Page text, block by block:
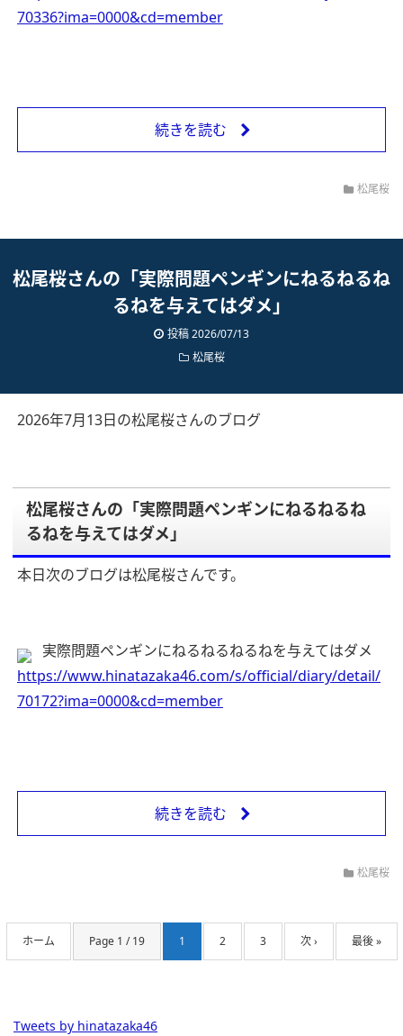
70336?ima=0000&cd=member
続きを読む
松尾桜
松尾桜さんの「実際問題ペンギンにねるねるね
るねを与えてはダメ」
投稿 2026/07/13
松尾桜
2026年7月13日の松尾桜さんのブログ
松尾桜さんの「実際問題ペンギンにねるねるね
るねを与えてはダメ」
本日次のブログは松尾桜さんです。
実際問題ペンギンにねるねるねるねを与えてはダメ
https://www.hinatazaka46.com/s/official/diary/detail/
70172?ima=0000&cd=member
続きを読む
松尾桜
ホーム Page 1 / 19 1 2 3 次 › 最後 »
Tweets by hinatazaka46